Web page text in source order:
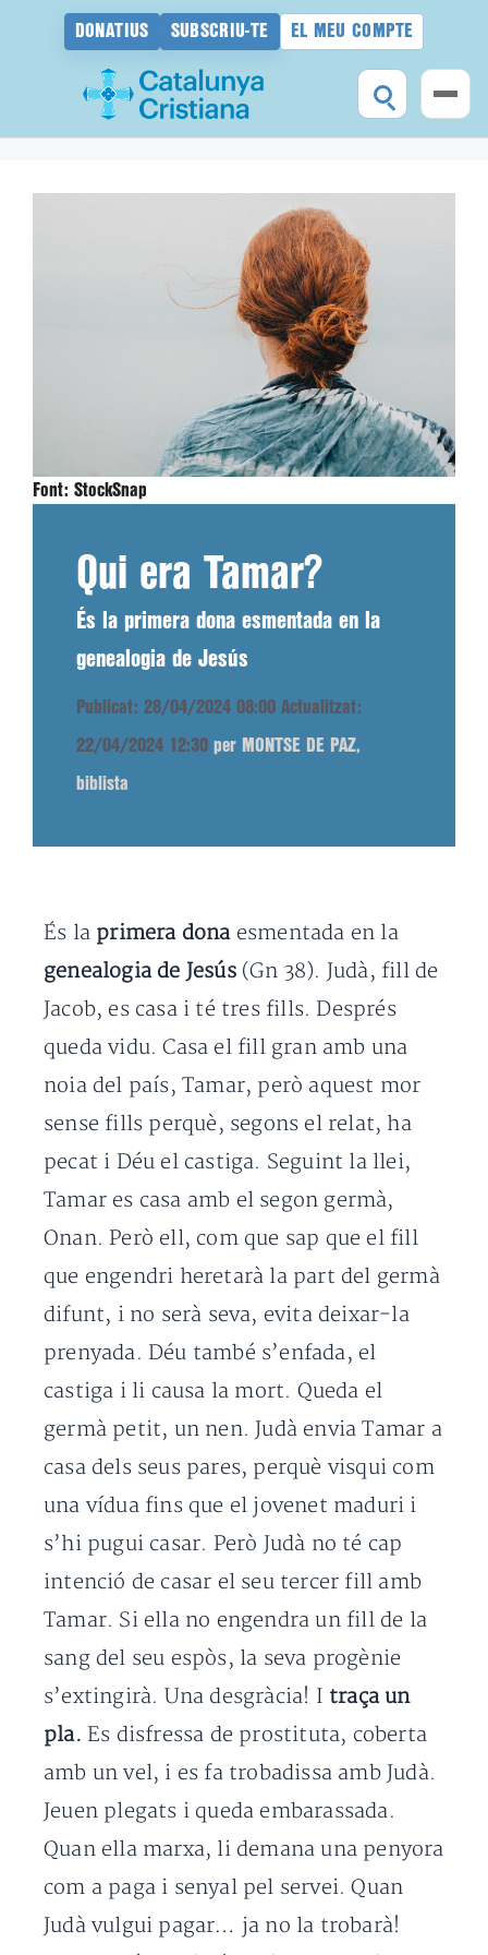
DONATIUS SUBSCRIU-TE EL MEU COMPTE
Font: StockSnap
Qui era Tamar?
És la primera dona esmentada en la
genealogia de Jesús
Publicat: 28/04/2024 08:00 Actualitzat:
22/04/2024 12:30 per MONTSE DE PAZ,
biblista
És la primera donaesmentada en la
genealogia de Jesús(Gn 38). Judà, fill de
Jacob, es casa i té tres fills. Després
queda vidu. Casa el fill gran amb una
noia del país, Tamar, però aquest mor
sense fills perquè, segons el relat, ha
pecat i Déu el castiga. Seguint la llei,
Tamar es casa amb el segon germà,
Onan. Però ell, com que sap que el fill
que engendri heretarà la part del germà
difunt, i no serà seva, evita deixar-la
prenyada. Déu també s’enfada, el
castiga i li causa la mort. Queda el
germà petit, un nen. Judà envia Tamar a
casa dels seus pares, perquè visqui com
una vídua fins que el jovenet maduri i
s’hi pugui casar. Però Judà no té cap
intenció de casar el seu tercer fill amb
Tamar. Si ella no engendra un fill de la
sang del seu espòs, la seva progènie
s’extingirà. Una desgràcia! I traça un
pla. Es disfressa de prostituta, coberta
amb un vel, i es fa trobadissa amb Judà.
Jeuen plegats i queda embarassada.
Quan ella marxa, li demana una penyora
com a paga i senyal pel servei. Quan
Judà vulgui pagar… ja no la trobarà!